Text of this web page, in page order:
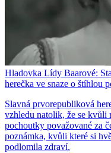
Hladovka Lídy Baarové:
herečka ve snaze o štíhlou
Slavná prvorepubliková
vzhledu natolik, že se kvůli
pochoutky považované za
poznámka, kvůli které si
podlomila zdraví.